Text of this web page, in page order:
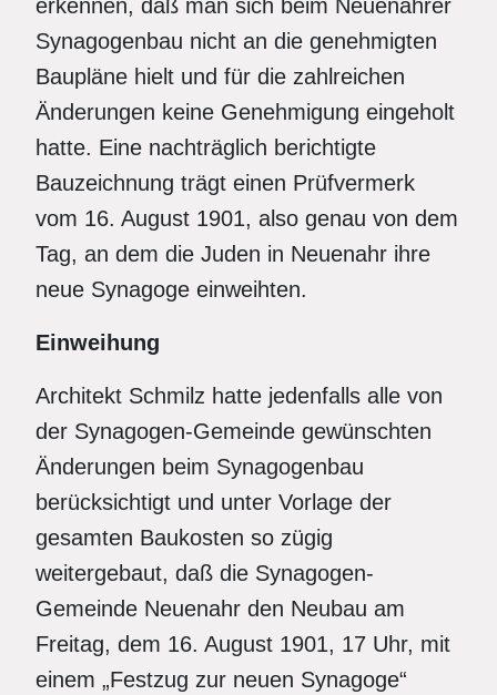
erkennen, daß man sich beim Neuenahrer
Synagogenbau nicht an die genehmigten
Baupläne hielt und für die zahlreichen
Änderungen keine Genehmigung eingeholt
hatte. Eine nachträglich berichtigte
Bauzeichnung trägt einen Prüfvermerk
vom 16. August 1901, also genau von dem
Tag, an dem die Juden in Neuenahr ihre
neue Synagoge einweihten.
Einweihung
Architekt Schmilz hatte jedenfalls alle von
der Synagogen-Gemeinde gewünschten
Änderungen beim Synagogenbau
berücksichtigt und unter Vorlage der
gesamten Baukosten so zügig
weitergebaut, daß die Synagogen-
Gemeinde Neuenahr den Neubau am
Freitag, dem 16. August 1901, 17 Uhr, mit
einem „Festzug zur neuen Synagoge“